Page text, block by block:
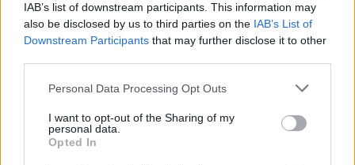
IAB’s list of downstream participants. This information may
also be disclosed by us to third parties on the IAB’s List of
Downstream Participants that may further disclose it to other
Personal Data Processing Opt Outs
I want to opt-out of the Sharing of my
personal data.
Opted In